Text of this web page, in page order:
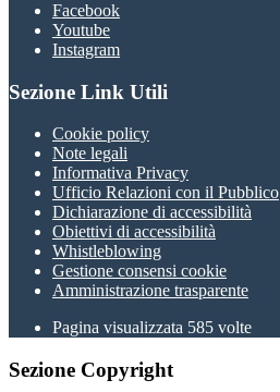
Facebook
Youtube
Instagram
Sezione Link Utili
Cookie policy
Note legali
Informativa Privacy
Ufficio Relazioni con il Pubblico
Dichiarazione di accessibilità
Obiettivi di accessibilità
Whistleblowing
Gestione consensi cookie
Amministrazione trasparente
Pagina visualizzata 585 volte
Sezione Copyright